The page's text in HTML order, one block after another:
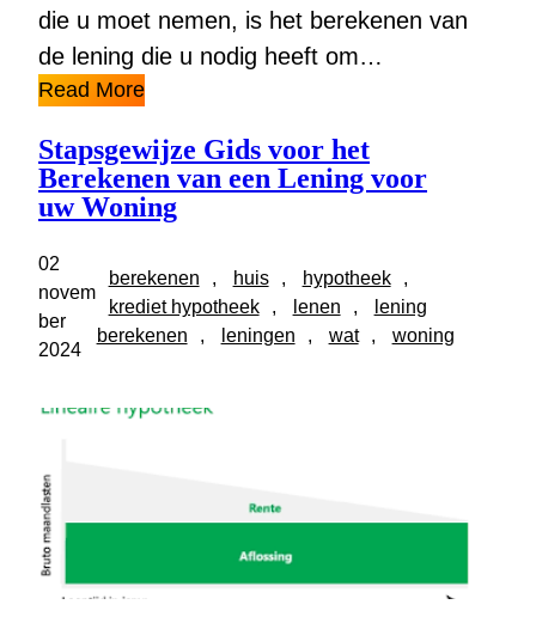
die u moet nemen, is het berekenen van
de lening die u nodig heeft om…
Read More
Stapsgewijze Gids voor het
Berekenen van een Lening voor
uw Woning
02
novem
ber
2024
berekenen , huis , hypotheek
krediet hypotheek
, lenen ,
lening
berekenen
, leningen , wat , woning